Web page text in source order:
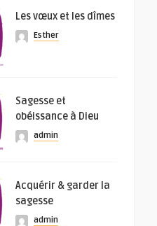
Les vœux et les dîmes
Esther
Sagesse et
obéissance à Dieu
admin
Acquérir & garder la
sagesse
admin